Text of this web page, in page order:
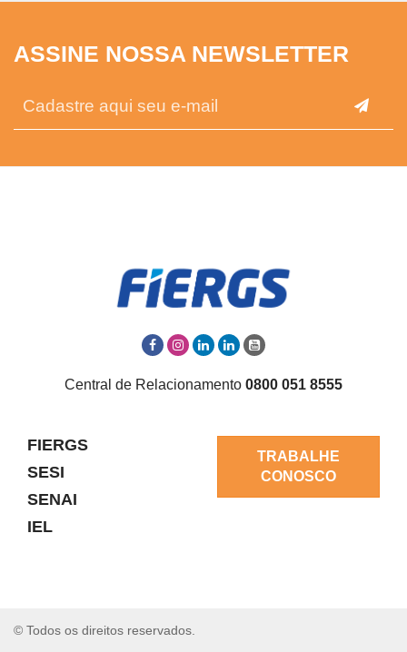
ASSINE NOSSA NEWSLETTER
Central de Relacionamento 0800 051 8555
FIERGS
SESI
SENAI
IEL
TRABALHE
CONOSCO
© Todos os direitos reservados.